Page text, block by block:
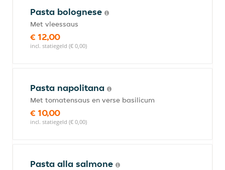
Pasta bolognese
Met vleessaus
€ 12,00
incl. statiegeld (€ 0,00)
Pasta napolitana
Met tomatensaus en verse basilicum
€ 10,00
incl. statiegeld (€ 0,00)
Pasta alla salmone